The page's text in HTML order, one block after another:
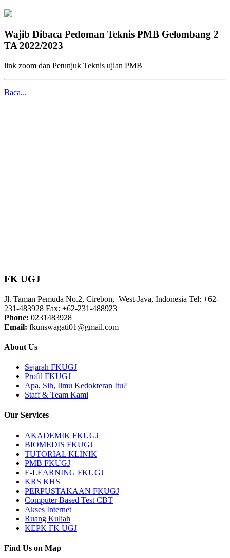
Wajib Dibaca Pedoman Teknis PMB Gelombang 2
TA 2022/2023
link zoom dan Petunjuk Teknis ujian PMB
Baca...
FK UGJ
Jl. Taman Pemuda No.2, Cirebon, West-Java, Indonesia Tel: +62-
231-483928 Fax: +62-231-488923
Phone: 0231483928
Email: fkunswagati01@gmail.com
About Us
Sejarah FKUGJ
Profil FKUGJ
Apa, Sih, Ilmu Kedokteran Itu?
Staff & Team Kami
Our Services
AKADEMIK FKUGJ
BIOMEDIS FKUGJ
TUTORIAL KLINIK
PMB FKUGJ
E-LEARNING FKUGJ
KRS KHS
PERPUSTAKAAN FKUGJ
Computer Based Test CBT
Akses Internet
Ruang Kuliah
KEPK FK UGJ
Find Us on Map